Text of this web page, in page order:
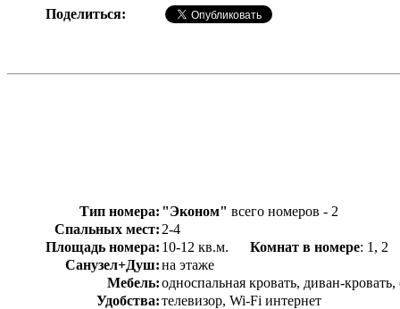
Поделиться:
Тип номера: "Эконом" всего номеров - 2
Спальных мест: 2-4
Площадь номера: 10-12 кв.м. Комнат в номере: 1,
Санузел+Душ:на этаже
Мебель:односпальная кровать, диван-
Удобства:телевизор, Wi-Fi интернет